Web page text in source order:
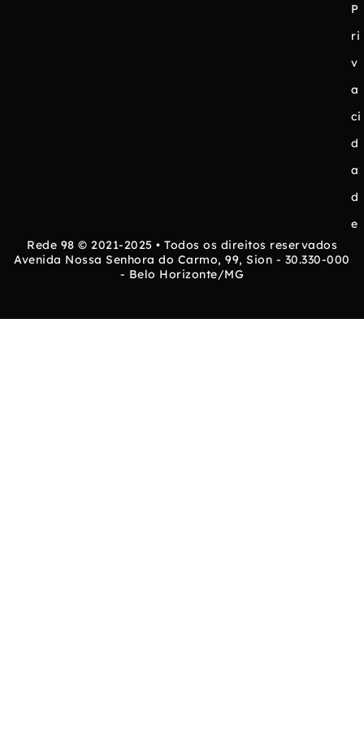
P
ri
v
a
ci
d
a
d
e
Rede 98 © 2021-2025 • Todos os direitos reservados
Avenida Nossa Senhora do Carmo, 99, Sion - 30.330-000
- Belo Horizonte/MG